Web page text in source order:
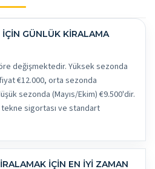
değişmektedir. Yüksek sezonda
€12.000, orta sezonda
sezonda (Mayıs/Ekim) €9.500'dir.
sigortası ve standart